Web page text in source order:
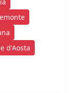
d'Aosta